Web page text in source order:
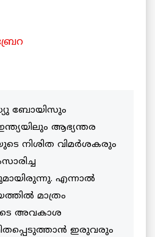
ബോയിസും
ആഭ്യന്തര
നിശിത വിമർശകരും
എന്നാൽ
മാത്രം
അവകാശ
ഇരുവരും